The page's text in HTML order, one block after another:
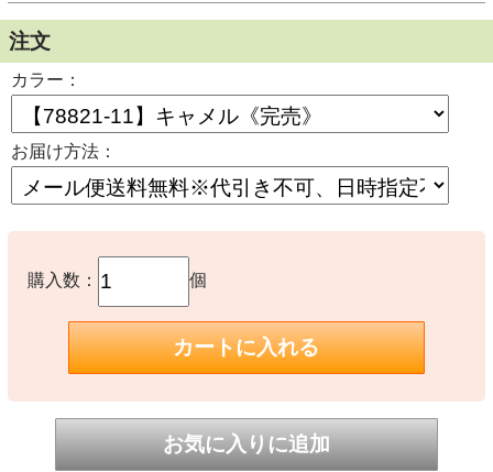
注文
カラー：
お届け方法：
購入数： 個